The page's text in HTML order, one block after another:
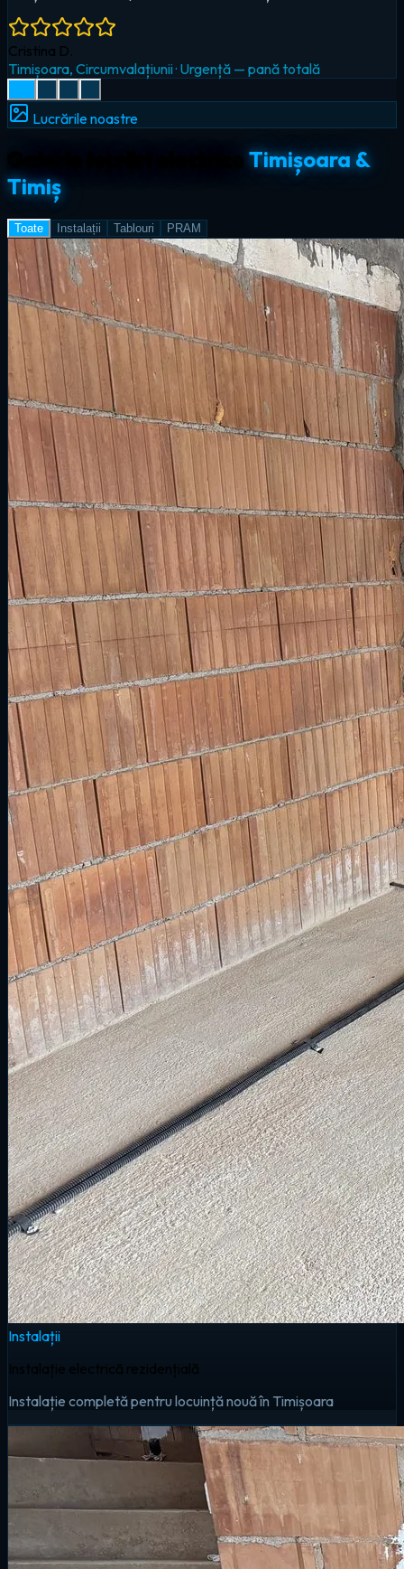
Radu I.
Giroc·Iluminat LED & smart home
Lucrările noastre
Timișoara &
Timiș
Toate Instalații Tablouri PRAM
Instalații
Instalație electrică rezidențială
Instalație completă pentru locuință nouă în Timișoara